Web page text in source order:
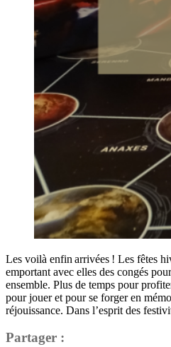
Les voilà enfin arrivées ! Les fêtes
emportant avec elles des congés
ensemble. Plus de temps pour
pour jouer et pour se forger en
réjouissance. Dans l’esprit des
Partager :